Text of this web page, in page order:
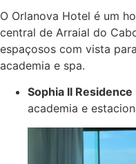
O Orlanova Hotel é um
central de Arraial do
espaçosos com vista
academia e spa.
Sophia II Residence
academia e